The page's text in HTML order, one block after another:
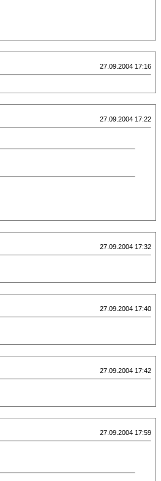
27.09.2004 17:16
27.09.2004 17:22
27.09.2004 17:32
27.09.2004 17:40
27.09.2004 17:42
27.09.2004 17:59